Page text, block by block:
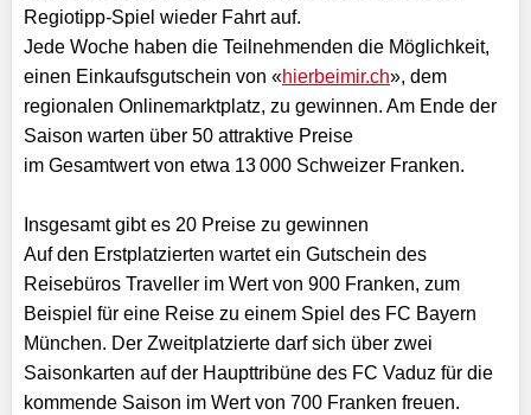
Regiotipp-Spiel wieder Fahrt auf.
Jede Woche haben die Teilnehmenden die Möglichkeit,
einen Einkaufsgutschein von «hierbeimir.ch», dem
regionalen Onlinemarktplatz, zu gewinnen. Am Ende der
Saison warten über 50 attraktive Preise
im Gesamtwert von etwa 13 000 Schweizer Franken.
Insgesamt gibt es 20 Preise zu gewinnen
Auf den Erstplatzierten wartet ein Gutschein des
Reisebüros Traveller im Wert von 900 Franken, zum
Beispiel für eine Reise zu einem Spiel des FC Bayern
München. Der Zweitplatzierte darf sich über zwei
Saisonkarten auf der Haupttribüne des FC Vaduz für die
kommende Saison im Wert von 700 Franken freuen.